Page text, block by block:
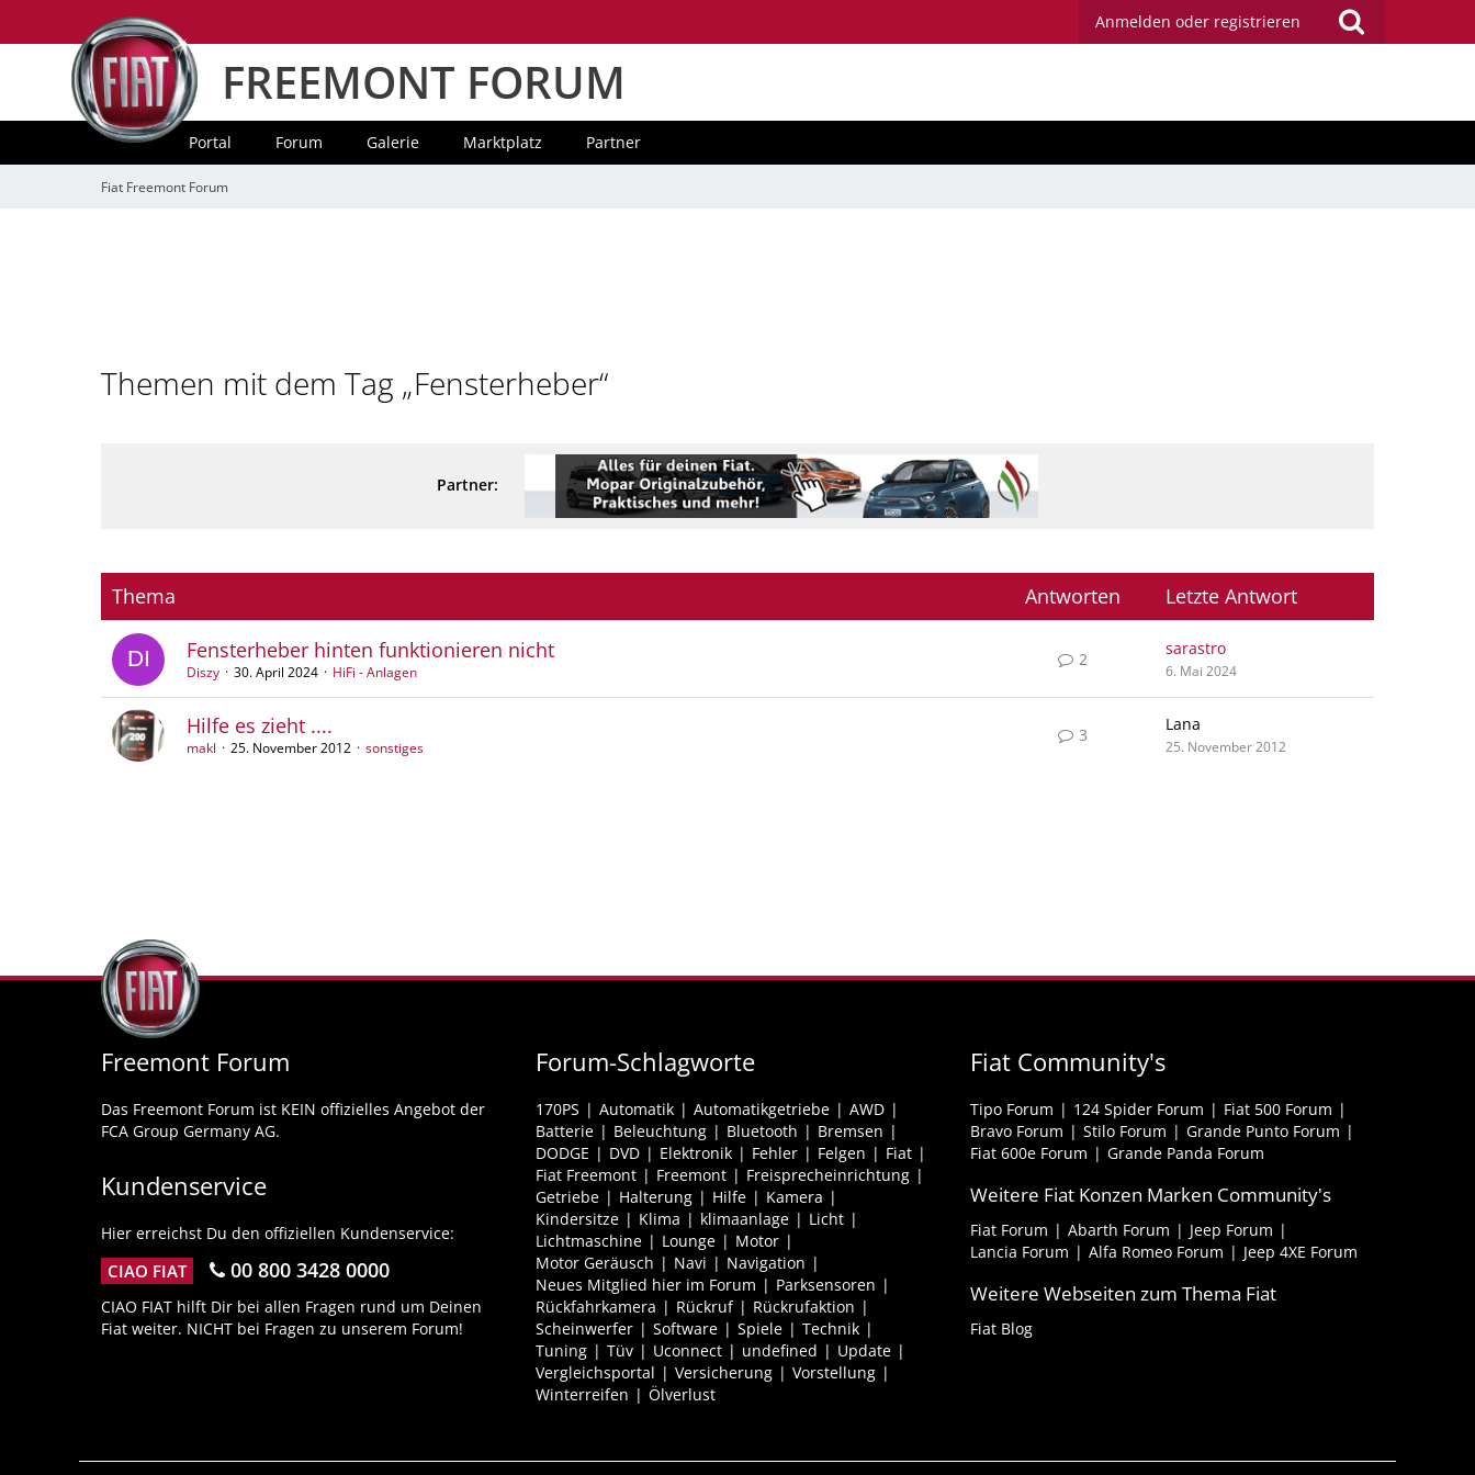
Anmelden oder registrieren
FREEMONT FORUM
Portal Forum Galerie Marktplatz Partner
Fiat Freemont Forum
Themen mit dem Tag „Fensterheber“
Partner:
Thema Antworten Letzte Antwort
Fensterheber hinten funktionieren nicht
Diszy 30. April 2024 HiFi - Anlagen
2
sarastro
6. Mai 2024
Hilfe es zieht ....
makl 25. November 2012 sonstiges
3
Lana
25. November 2012
Freemont Forum
Das Freemont Forum ist KEIN offizielles Angebot der
FCA Group Germany AG.
Kundenservice
Hier erreichst Du den offiziellen Kundenservice:
CIAO FIAT 00 800 3428 0000
CIAO FIAT hilft Dir bei allen Fragen rund um Deinen
Fiat weiter. NICHT bei Fragen zu unserem Forum!
Forum-Schlagworte
170PS Automatik Automatikgetriebe
AWD
Batterie
Beleuchtung Bluetooth
Bremsen
DODGE
DVD Elektronik Fehler Felgen
Fiat
Fiat Freemont
Freemont
Freisprecheinrichtung
Getriebe
Halterung Hilfe
Kamera
Kindersitze
Klima klimaanlage
Licht
Lichtmaschine
Lounge
Motor
Motor Geräusch
Navi
Navigation
Neues Mitglied hier im Forum
Parksensoren
Rückfahrkamera
Rückruf
Rückrufaktion
Scheinwerfer
Software Spiele
Technik
Tuning
Tüv Uconnect undefined
Update
Vergleichsportal
Versicherung
Vorstellung
Winterreifen
Ölverlust
Fiat Community's
Tipo Forum 124 Spider Forum
Fiat 500 Forum
Bravo Forum
Stilo Forum
Grande Punto Forum
Fiat 600e Forum
Grande Panda Forum
Weitere Fiat Konzen Marken Community's
Fiat Forum Abarth Forum
Jeep Forum
Lancia Forum
Alfa Romeo Forum Jeep 4XE Forum
Weitere Webseiten zum Thema Fiat
Fiat Blog